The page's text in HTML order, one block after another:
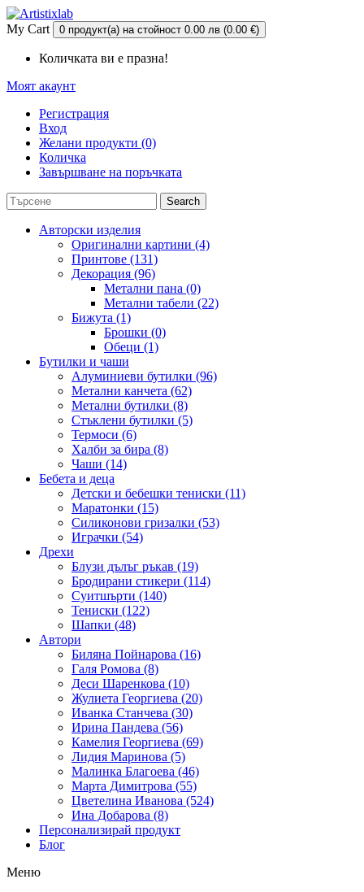
My Cart 0 продукт(а) на стойност 0.00 лв (0.00 €)
Количката ви е празна!
Моят акаунт
Регистрация
Вход
Желани продукти (0)
Количка
Завършване на поръчката
Search
Авторски изделия
Оригинални картини (4)
Принтове (131)
Декорация (96)
Метални пана (0)
Метални табели (22)
Бижута (1)
Брошки (0)
Обеци (1)
Бутилки и чаши
Алуминиеви бутилки (96)
Метални канчета (62)
Метални бутилки (8)
Стъклени бутилки (5)
Термоси (6)
Халби за бира (8)
Чаши (14)
Бебета и деца
Детски и бебешки тениски (11)
Маратонки (15)
Силиконови гризалки (53)
Играчки (54)
Дрехи
Блузи дълъг ръкав (19)
Бродирани стикери (114)
Суитшърти (140)
Тениски (122)
Шапки (48)
Автори
Биляна Пойнарова (16)
Галя Ромова (8)
Деси Шаренкова (10)
Жулиета Георгиева (20)
Иванка Станчева (30)
Ирина Пандева (56)
Камелия Георгиева (69)
Лидия Маринова (5)
Малинка Благоева (46)
Марта Димитрова (55)
Цветелина Иванова (524)
Ина Добарова (8)
Персонализирай продукт
Блог
Меню